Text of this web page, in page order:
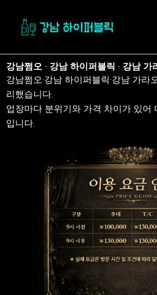
건
너
뛰
기
강남쩜오 · 강남 하이퍼블릭 · 강남
강남쩜오·강남 하이퍼블릭·강남 가라
리했습니다.
업장마다 분위기와 가격 차이가 있어
입니다.